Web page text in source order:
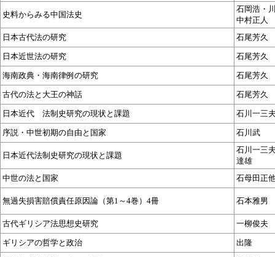
史料からみる中国法史
石岡浩・
中村正人
日本古代法の研究
石尾芳久
日本近世法の研究 石尾芳久
海南政典・海南律例の研究 石尾芳久
古代の法と大王の神話 石尾芳久
日本近代 法制史研究の現状と課題 石川一三
序説・中世初期の自由と国家 石川武
日本近代法制史研究の現状と課題
石川一三
達雄
中世の法と国家
石母田正
無過失損害賠償責任原因論（第1～4巻）4冊 石本雅男
古代ギリシア法思想史研究 一柳俊夫
ギリシアの哲学と政治 出隆